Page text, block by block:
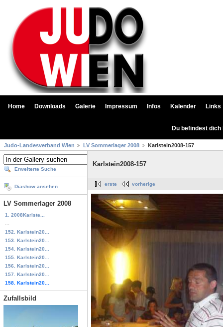
Home Downloads Galerie Impressum Infos Kalender Links
Du befindest
Judo-Landesverband Wien LV Sommerlager 2008 Karlstein2008-157
Erweiterte Suche
Diashow ansehen
LV Sommerlager 2008
1. 2008Karlste...
152. Karlstein20...
153. Karlstein20...
154. Karlstein20...
155. Karlstein20...
156. Karlstein20...
157. Karlstein20...
158. Karlstein20...
Zufallsbild
Karlstein2008-157
erste vorherige